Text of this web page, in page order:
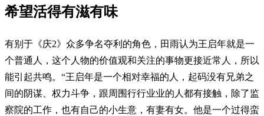
希望活得有滋有味
有别于《庆2》众多争名夺利的角色，田雨认为王启年就是一
个普通人，这个人物的价值观和关注的事物更接近常人，所以
能引起共鸣。“王启年是一个相对幸福的人，起码没有兄弟之
间的阴谋、权力斗争，跟周围行行业业的人都有接触，除了监
察院的工作，也有自己的小生意，有妻有女。他是一个过得蛮